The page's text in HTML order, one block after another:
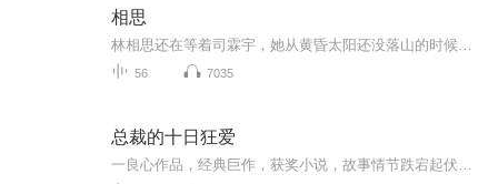
相思
56 7035
总裁的十日狂爱